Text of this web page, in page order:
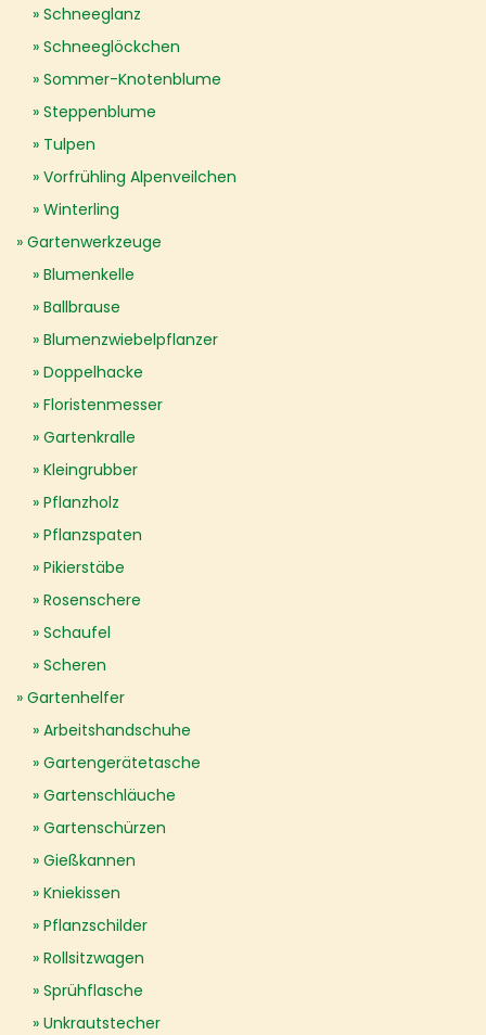
Schneeglanz
Schneeglöckchen
Sommer-Knotenblume
Steppenblume
Tulpen
Vorfrühling Alpenveilchen
Winterling
Gartenwerkzeuge
Blumenkelle
Ballbrause
Blumenzwiebelpflanzer
Doppelhacke
Floristenmesser
Gartenkralle
Kleingrubber
Pflanzholz
Pflanzspaten
Pikierstäbe
Rosenschere
Schaufel
Scheren
Gartenhelfer
Arbeitshandschuhe
Gartengerätetasche
Gartenschläuche
Gartenschürzen
Gießkannen
Kniekissen
Pflanzschilder
Rollsitzwagen
Sprühflasche
Unkrautstecher